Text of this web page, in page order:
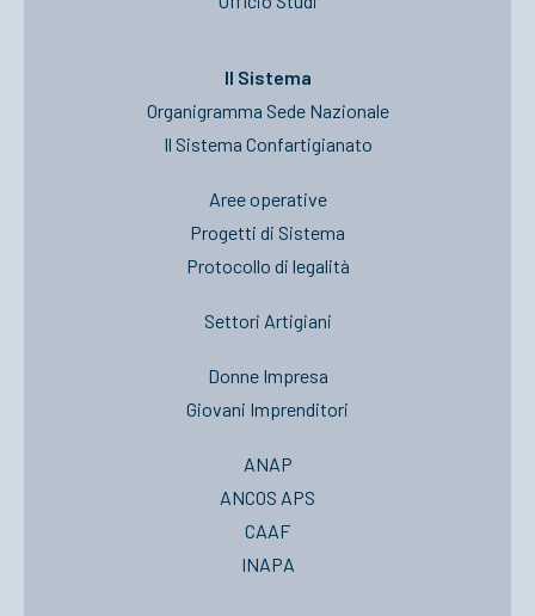
Il Sistema
Organigramma Sede Nazionale
Il Sistema Confartigianato
Aree operative
Progetti di Sistema
Protocollo di legalità
Settori Artigiani
Donne Impresa
Giovani Imprenditori
ANAP
ANCOS APS
CAAF
INAPA